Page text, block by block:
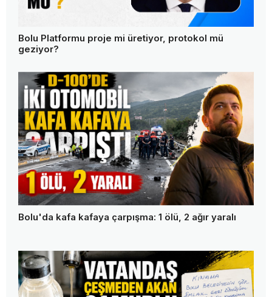
Bolu Platformu proje mi üretiyor, protokol mü
geziyor?
Bolu'da kafa kafaya çarpışma: 1 ölü, 2 ağır yaralı